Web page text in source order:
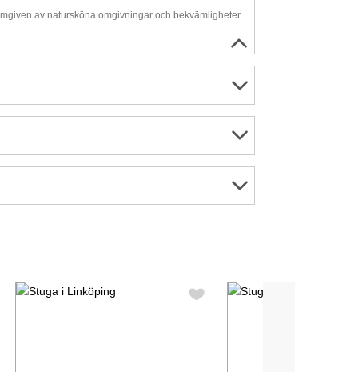
av natursköna omgivningar och bekvämligheter.